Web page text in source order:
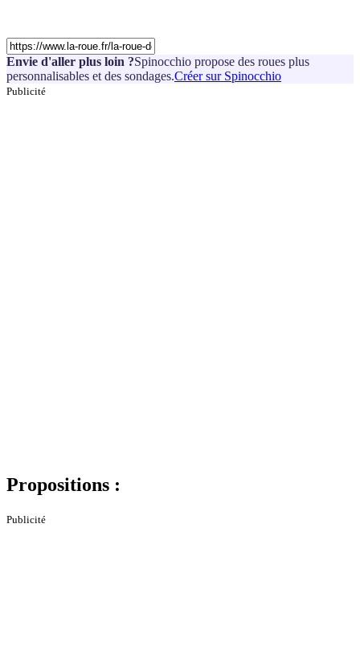
Envie d'aller plus loin ?Spinocchio propose des roues plus
personnalisables et des sondages.Créer sur Spinocchio
Publicité
Propositions :
Publicité